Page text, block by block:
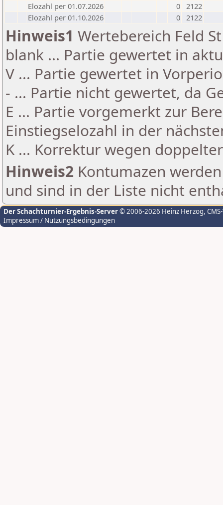
Elozahl per 01.07.2026
0 2122
Elozahl per 01.10.2026
0 2122
Hinweis1 Wertebereich Feld
blank ... Partie gewertet in
V ... Partie gewertet in
- ... Partie nicht gewertet, da
E ... Partie vorgemerkt zur
Einstiegselozahl in der
K ... Korrektur wegen
Hinweis2 Kontumazen
und sind in der Liste nicht
Der Schachturnier-Ergebnis-Server© 2006-2026 Heinz Herzog,
Impressum / Nutzungsbedingungen